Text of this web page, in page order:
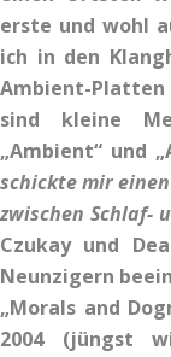
erste und wohl
ich in den
Ambient-
sind kleine
„Ambient“ und
schickte mir
zwischen Schlaf-
Czukay und
Neunzigern
„Morals and
2004 (jüngst